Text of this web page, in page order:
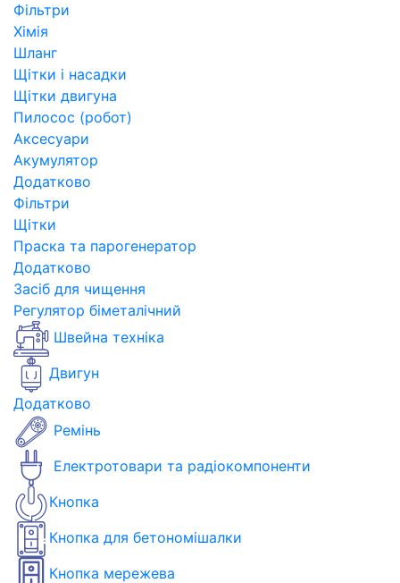
Фільтри
Хімія
Шланг
Щітки і насадки
Щітки двигуна
Пилосос (робот)
Аксесуари
Акумулятор
Додатково
Фільтри
Щітки
Праска та парогенератор
Додатково
Засіб для чищення
Регулятор біметалічний
Швейна техніка
Двигун
Додатково
Ремінь
Електротовари та радіокомпоненти
Кнопка
Кнопка для бетономішалки
Кнопка мережева